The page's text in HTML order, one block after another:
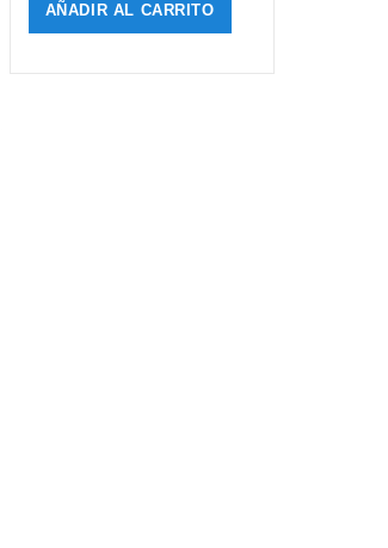
AÑADIR AL CARRITO